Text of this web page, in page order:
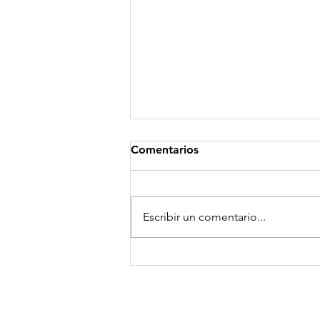
Comentarios
Escribir un comentario...